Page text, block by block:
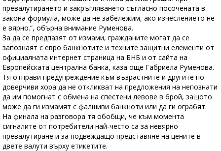
превалутирането и закръгляването съгласно посочената в
закона формула, може да не забележим, ако изчеслението не
е вярно.“, обърна внимание Руменова.
За да се предпазят от измами, гражданите могат да се
запознаят с евро банкнотите и техните защитни елементи от
официалната интернет страница на БНБ и от сайта на
Европейската централна банка, каза още Габриела Руменова.
Тя отправи предупреждение към възрастните и другите по-
доверчиви хора да не откликват на предложения на непознати
да им помогнат с обмена на спестени левове в брой, защото
може да ги измамят с фалшиви банкноти или да ги ограбят.
На финала на разговора тя обобщи, че към момента
сигналите от потребители най-често са за невярно
превалутиране и за подвеждащо представяне на цените в
двете валути върху етикетите.